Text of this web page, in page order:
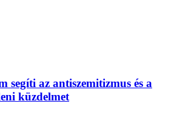
az antiszemitizmus és a
küzdelmet